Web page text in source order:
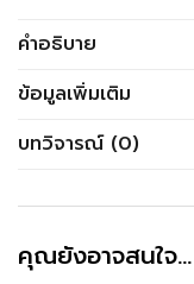
คำอธิบาย
ข้อมูลเพิ่มเติม
บทวิจารณ์ (0)
คุณยังอาจสนใจ…